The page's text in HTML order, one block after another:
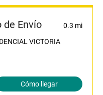
de Envío
0.3 mi
VICTORIA
Cómo llegar